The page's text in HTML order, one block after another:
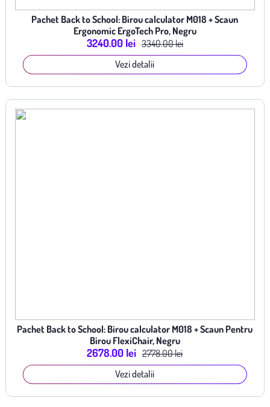
Pachet Back to School: Birou calculator M018 + Scaun
Ergonomic ErgoTech Pro, Negru
3340.00 lei
3240.00 lei
Vezi detalii
Pachet Back to School: Birou calculator M018 + Scaun Pentru
Birou FlexiChair, Negru
2778.00 lei
2678.00 lei
Vezi detalii